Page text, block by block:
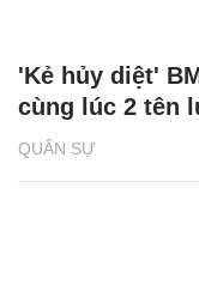
QUÂN SỰ
'Kẻ hủy diệt'
cùng lúc 2 tên